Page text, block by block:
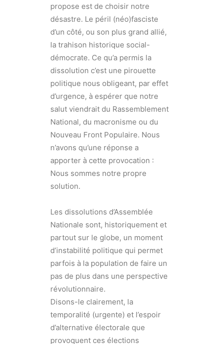
propose est de choisir notre
désastre. Le péril (néo)fasciste
d’un côté, ou son plus grand allié,
la trahison historique social-
démocrate. Ce qu’a permis la
dissolution c’est une pirouette
politique nous obligeant, par effet
d’urgence, à espérer que notre
salut viendrait du Rassemblement
National, du macronisme ou du
Nouveau Front Populaire. Nous
n’avons qu’une réponse a
apporter à cette provocation :
Nous sommes notre propre
solution.
Les dissolutions d’Assemblée
Nationale sont, historiquement et
partout sur le globe, un moment
d’instabilité politique qui permet
parfois à la population de faire un
pas de plus dans une perspective
révolutionnaire.
Disons-le clairement, la
temporalité (urgente) et l’espoir
d’alternative électorale que
provoquent ces élections